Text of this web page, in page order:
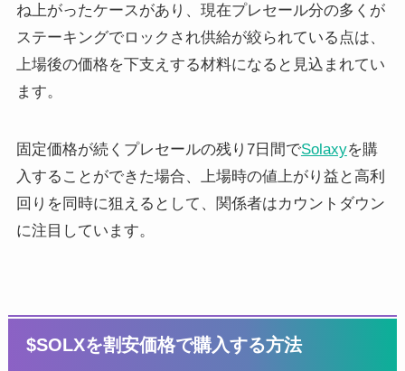
ね上がったケースがあり、現在プレセール分の多くが
ステーキングでロックされ供給が絞られている点は、
上場後の価格を下支えする材料になると見込まれてい
ます。
固定価格が続くプレセールの残り7日間でSolaxyを購
入することができた場合、上場時の値上がり益と高利
回りを同時に狙えるとして、関係者はカウントダウン
に注目しています。
$SOLXを割安価格で購入する方法